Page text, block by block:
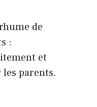
de
:
et
parents.